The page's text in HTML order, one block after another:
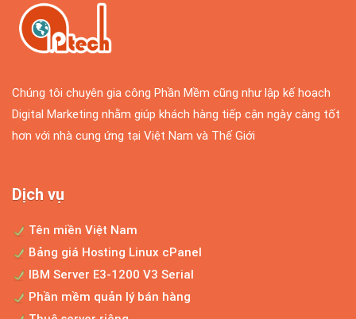
Chúng tôi chuyên gia công Phần Mềm cũng như lập kế hoạch
Digital Marketing nhằm giúp khách hàng tiếp cận ngày càng tốt
hơn với nhà cung ứng tại Việt Nam và Thế Giới
Dịch vụ
Tên miền Việt Nam
Bảng giá Hosting Linux cPanel
IBM Server E3-1200 V3 Serial
Phần mềm quản lý bán hàng